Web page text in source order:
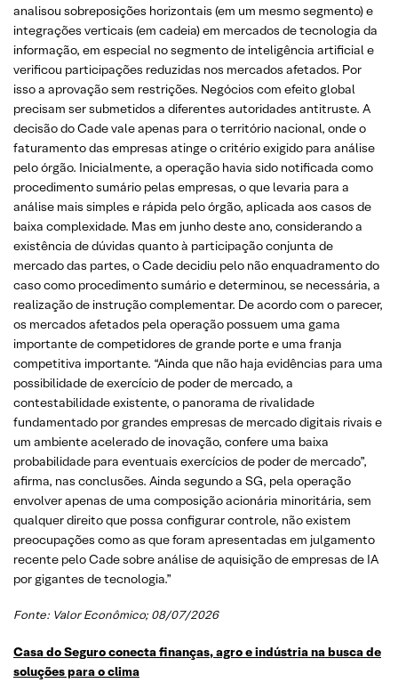
analisou sobreposições horizontais (em um mesmo segmento) e
integrações verticais (em cadeia) em mercados de tecnologia da
informação, em especial no segmento de inteligência artificial e
verificou participações reduzidas nos mercados afetados. Por
isso a aprovação sem restrições. Negócios com efeito global
precisam ser submetidos a diferentes autoridades antitruste. A
decisão do Cade vale apenas para o território nacional, onde o
faturamento das empresas atinge o critério exigido para análise
pelo órgão. Inicialmente, a operação havia sido notificada como
procedimento sumário pelas empresas, o que levaria para a
análise mais simples e rápida pelo órgão, aplicada aos casos de
baixa complexidade. Mas em junho deste ano, considerando a
existência de dúvidas quanto à participação conjunta de
mercado das partes, o Cade decidiu pelo não enquadramento do
caso como procedimento sumário e determinou, se necessária, a
realização de instrução complementar. De acordo com o parecer,
os mercados afetados pela operação possuem uma gama
importante de competidores de grande porte e uma franja
competitiva importante. “Ainda que não haja evidências para uma
possibilidade de exercício de poder de mercado, a
contestabilidade existente, o panorama de rivalidade
fundamentado por grandes empresas de mercado digitais rivais e
um ambiente acelerado de inovação, confere uma baixa
probabilidade para eventuais exercícios de poder de mercado”,
afirma, nas conclusões. Ainda segundo a SG, pela operação
envolver apenas de uma composição acionária minoritária, sem
qualquer direito que possa configurar controle, não existem
preocupações como as que foram apresentadas em julgamento
recente pelo Cade sobre análise de aquisição de empresas de IA
por gigantes de tecnologia.”
Fonte: Valor Econômico; 08/07/2026
Casa do Seguro conecta finanças, agro e indústria na busca de
soluções para o clima